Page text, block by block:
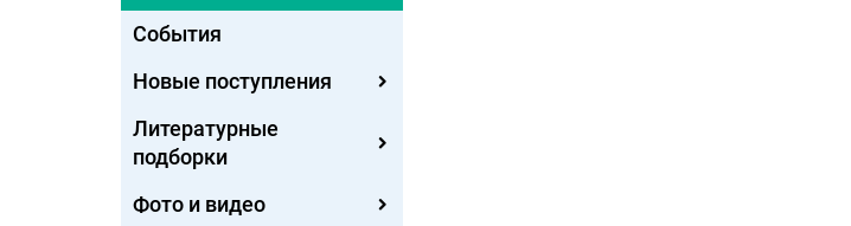
События
Новые поступления
Литературные
подборки
Фото и видео